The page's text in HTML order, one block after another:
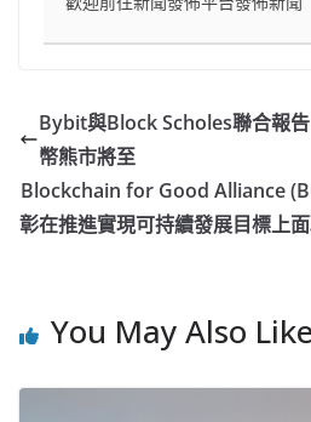
Bybit與Block Scholes聯合報
幣熊市將至
Blockchain for Good Alliance
彰在推進實現可持續發展目標上
You May Also Like